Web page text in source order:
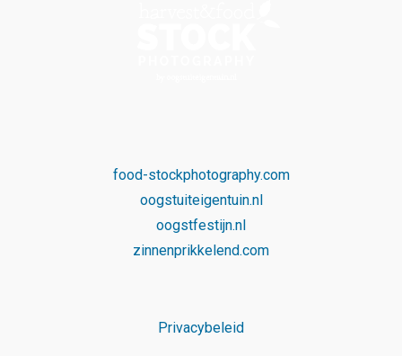
food-stockphotography.com
oogstuiteigentuin.nl
oogstfestijn.nl
zinnenprikkelend.com
Privacybeleid